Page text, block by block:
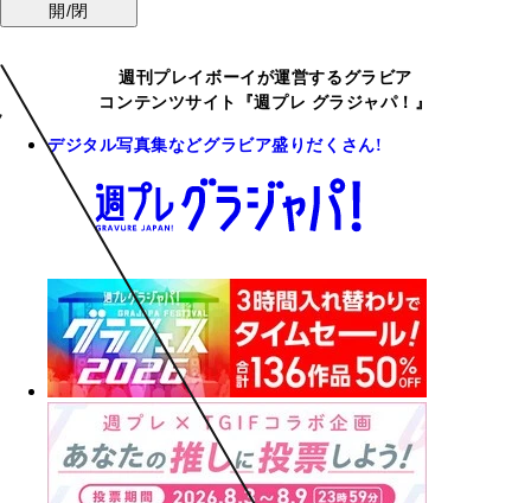
開/閉
週刊プレイボーイが運営するグラビア
コンテンツサイト『週プレ グラジャパ！』
デジタル写真集などグラビア盛りだくさん!